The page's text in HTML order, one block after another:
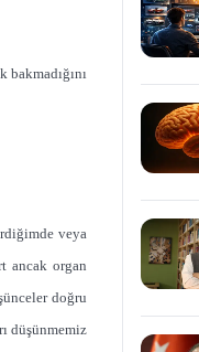
veya
ancak organ
doğru
düşünmemiz